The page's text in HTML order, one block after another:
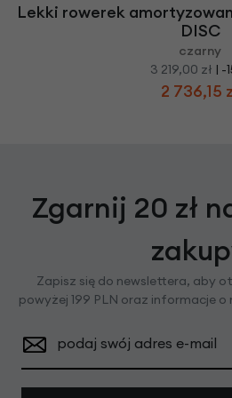
Lekki rowerek
DISC
czarny
3 219,00 zł | -
2 736,15
Zgarnij 20 zł
Zapisz się do newslettera, aby
powyżej 199 PLN oraz informacje
podaj swój adres e-mail